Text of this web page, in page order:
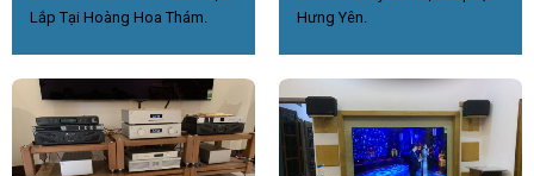
Lắp Tại Hoàng Hoa Thám.
Hưng Yên.